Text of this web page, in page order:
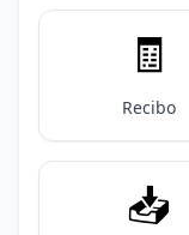
🧾
Recibo
📥️